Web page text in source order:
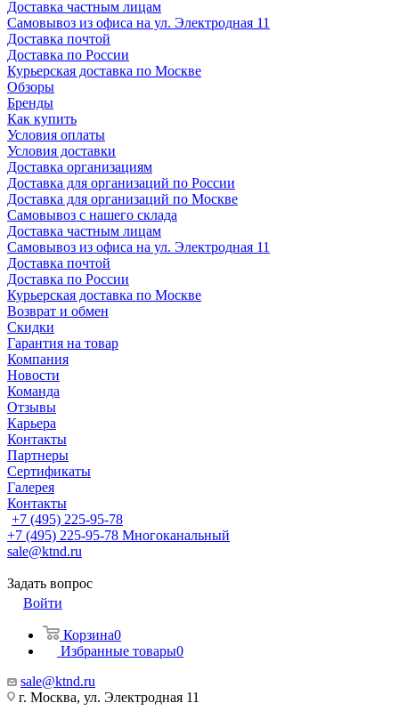
Доставка частным лицам
Самовывоз из офиса на ул. Электродная 11
Доставка почтой
Доставка по России
Курьерская доставка по Москве
Обзоры
Бренды
Как купить
Условия оплаты
Условия доставки
Доставка организациям
Доставка для организаций по России
Доставка для организаций по Москве
Самовывоз с нашего склада
Доставка частным лицам
Самовывоз из офиса на ул. Электродная 11
Доставка почтой
Доставка по России
Курьерская доставка по Москве
Возврат и обмен
Скидки
Гарантия на товар
Компания
Новости
Команда
Отзывы
Карьера
Контакты
Партнеры
Сертификаты
Галерея
Контакты
+7 (495) 225-95-78
+7 (495) 225-95-78 Многоканальный
sale@ktnd.ru
Задать вопрос
Войти
Корзина0
Избранные товары0
sale@ktnd.ru
г. Москва, ул. Электродная 11